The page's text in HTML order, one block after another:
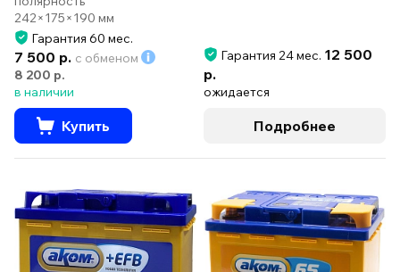
242×175×190 мм
Гарантия 60 мес.
7 500 р. с обменом
8 200 р.
в наличии
Купить
Гарантия 24 мес. 12 500
р.
ожидается
Подробнее